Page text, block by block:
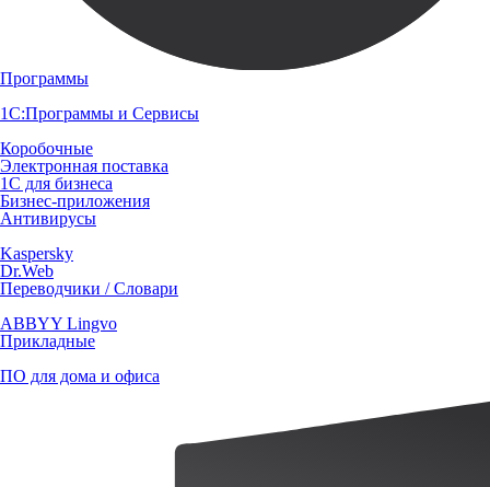
Программы
1С:Программы и Сервисы
Коробочные
Электронная поставка
1С для бизнеса
Бизнес-приложения
Антивирусы
Kaspersky
Dr.Web
Переводчики / Словари
ABBYY Lingvo
Прикладные
ПО для дома и офиса